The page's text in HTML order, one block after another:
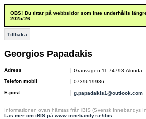
OBS! Du tittar på webbsidor som inte underhålls
2025/26.
Tillbaka
Georgios Papadakis
Adress
Granvägen 11 74793 Alunda
Telefon mobil
0739619986
E-post
g.papadakis1@outlook.com
Informationen ovan hämtas från iBIS (Svensk Innebandys
Läs mer om iBIS på www.innebandy.se/ibis